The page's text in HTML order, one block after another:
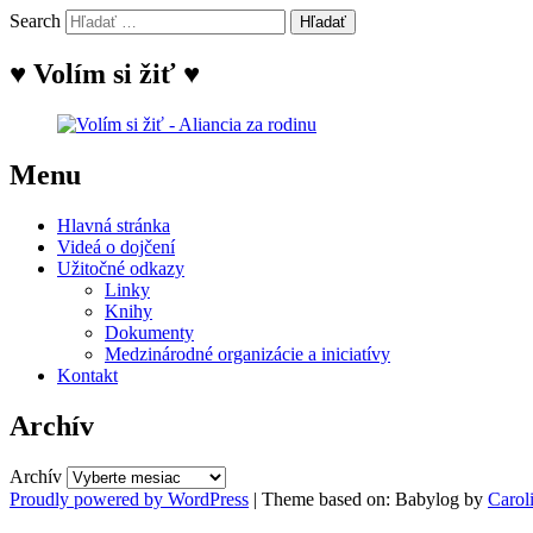
Search
♥ Volím si žiť ♥
Menu
Hlavná stránka
Videá o dojčení
Užitočné odkazy
Linky
Knihy
Dokumenty
Medzinárodné organizácie a iniciatívy
Kontakt
Archív
Archív
Proudly powered by WordPress | Theme based on: Babylog by